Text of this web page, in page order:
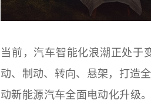
当前，汽车智能化浪潮正处于
动、制动、转向、悬架，打造
动新能源汽车全面电动化升级